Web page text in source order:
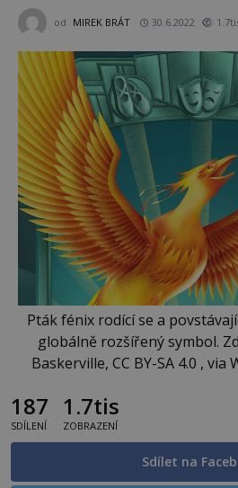
od MIREK BRÁT 30.6.2022
Pták fénix rodící se a
globálně rozšířený symbol.
Baskerville, CC BY-SA 4.0 , via
187
SDÍLENÍ
1.7tis
ZOBRAZENÍ
Sdílet na